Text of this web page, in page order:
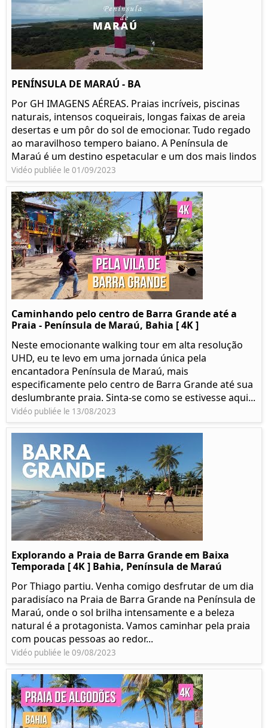
PENÍNSULA DE MARAÚ - BA
Por GH IMAGENS AÉREAS. Praias incríveis, piscinas
naturais, intensos coqueirais, longas faixas de areia
desertas e um pôr do sol de emocionar. Tudo regado
ao maravilhoso tempero baiano. A Península de
Maraú é um destino espetacular e um dos mais lindos
Vidéo publiée le 01/09/2023
Caminhando pelo centro de Barra Grande até a
Praia - Península de Maraú, Bahia [ 4K ]
Neste emocionante walking tour em alta resolução
UHD, eu te levo em uma jornada única pela
encantadora Península de Maraú, mais
especificamente pelo centro de Barra Grande até sua
deslumbrante praia. Sinta-se como se estivesse aqui...
Vidéo publiée le 13/08/2023
Explorando a Praia de Barra Grande em Baixa
Temporada [ 4K ] Bahia, Península de Maraú
Por Thiago partiu. Venha comigo desfrutar de um dia
paradisíaco na Praia de Barra Grande na Península de
Maraú, onde o sol brilha intensamente e a beleza
natural é a protagonista. Vamos caminhar pela praia
com poucas pessoas ao redor...
Vidéo publiée le 09/08/2023